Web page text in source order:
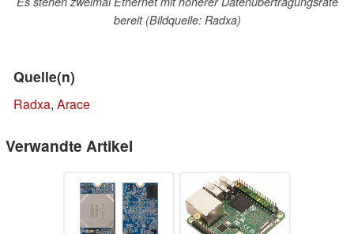
bereit (Bildquelle: Radxa)
Quelle(n)
Radxa, Arace
Verwandte Artikel